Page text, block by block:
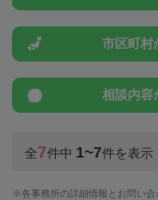
市区町村
相談内容
全7件中 1~7件を表示
各事務所の詳細情報とお問い